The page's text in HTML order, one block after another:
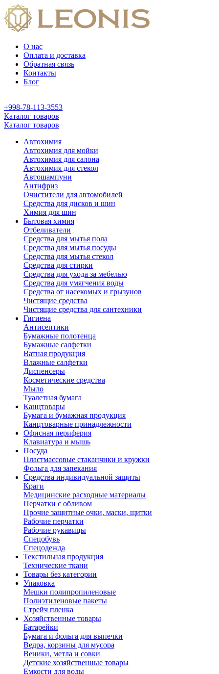
О нас
Оплата и доставка
Обратная связь
Контакты
Блог
+998-78-113-3553
Каталог товаров
Каталог товаров
Автохимия
Автохимия для мойки
Автохимия для салона
Автохимия для стекол
Автошампуни
Антифриз
Очистители для автомобилей
Средства для дисков и шин
Химия для шин
Бытовая химия
Отбеливатели
Средства для мытья пола
Средства для мытья посуды
Средства для мытья стекол
Средства для стирки
Средства для ухода за мебелью
Средства для умягчения воды
Средства от насекомых и грызунов
Чистящие средства
Чистящие средства для сантехники
Гигиена
Антисептики
Бумажные полотенца
Бумажные салфетки
Ватная продукция
Влажные салфетки
Диспенсеры
Косметические средства
Мыло
Туалетная бумага
Канцтовары
Бумага и бумажная продукция
Канцтоварные принадлежности
Офисная периферия
Клавиатура и мышь
Посуда
Пластмассовые стаканчики и кружки
Фольга для запекания
Средства индивидуальной защиты
Краги
Медицинские расходные материалы
Перчатки с обливом
Прочие защитные очки, маски, щитки
Рабочие перчатки
Рабочие рукавицы
Спецобувь
Спецодежда
Текстильная продукция
Технические ткани
Товары без категории
Упаковка
Мешки полипропиленовые
Полиэтиленовые пакеты
Стрейч пленка
Хозяйственные товары
Батарейки
Бумага и фольга для выпечки
Ведра, корзины для мусора
Веники, метла и совки
Детские хозяйственные товары
Емкости для воды